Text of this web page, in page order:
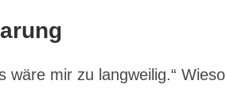
wäre mir zu langweilig.“ Wieso